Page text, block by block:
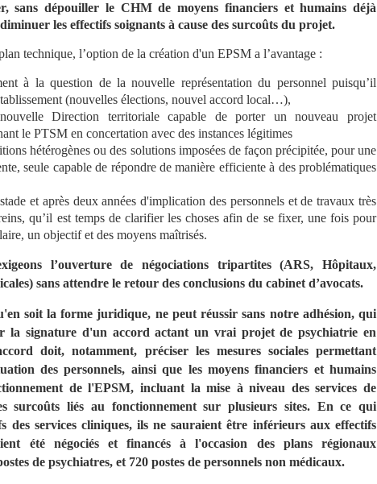
sans dépouiller le CHM de moyens financiers et humains déjà
les effectifs soignants à cause des surcoûts du projet.
technique, l’option de la création d'un EPSM a l’avantage :
à la question de la nouvelle représentation du personnel puisqu’il
(nouvelles élections, nouvel accord local…),
Direction territoriale capable de porter un nouveau projet
le PTSM en concertation avec des instances légitimes
hétérogènes ou des solutions imposées de façon précipitée, pour une
seule capable de répondre de manière efficiente à des problématiques
et après deux années d'implication des personnels et de travaux très
qu’il est temps de clarifier les choses afin de se fixer, une fois pour
un objectif et des moyens maîtrisés.
l’ouverture de négociations tripartites (ARS, Hôpitaux,
sans attendre le retour des conclusions du cabinet d’avocats.
soit la forme juridique, ne peut réussir sans notre adhésion, qui
la signature d'un accord actant un vrai projet de psychiatrie en
doit, notamment, préciser les mesures sociales permettant
des personnels, ainsi que les moyens financiers et humains
de l'EPSM, incluant la mise à niveau des services de
surcoûts liés au fonctionnement sur plusieurs sites. En ce qui
des services cliniques, ils ne sauraient être inférieurs aux effectifs
été négociés et financés à l'occasion des plans régionaux
de psychiatres, et 720 postes de personnels non médicaux.